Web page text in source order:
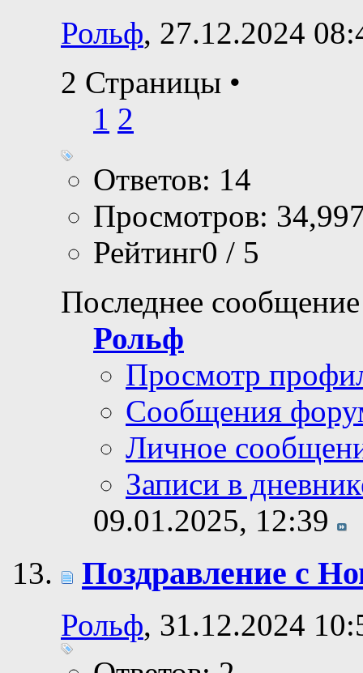
Рольф, 27.12.2024
2 Страницы •
1 2
Ответов: 14
Просмотров:
Рейтинг0 / 5
Последнее
Рольф
Просмотр
Сообщения
Личное
Записи в
09.01.2025, 12:39
Поздравление с
Рольф, 31.12.2024